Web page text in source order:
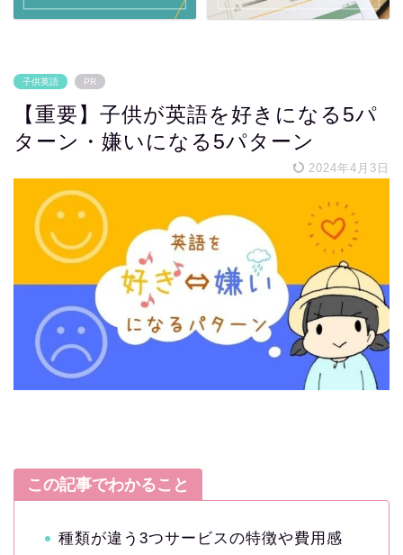
子供英語 PR
【重要】子供が英語を好きになる5パ
ターン・嫌いになる5パターン
2024年4月3日
この記事でわかること
種類が違う3つサービスの特徴や費用感